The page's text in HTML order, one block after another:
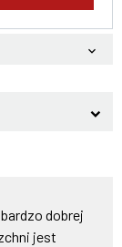
keyboard_arrow_down
keyboard_arrow_down
dobrej
jest